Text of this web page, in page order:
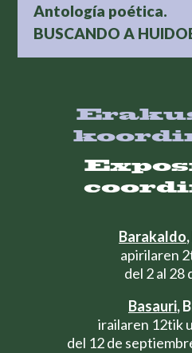
Antología poética.
BUSCANDO A
Barakaldo
apirilaren
del 2 al 28
Basauri,
irailaren 12tik
del 12 de